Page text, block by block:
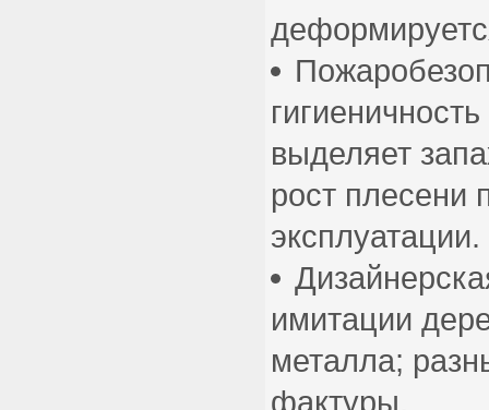
выделяет
рост плесени
эксплуатации.
имитации
металла;
фактуры.